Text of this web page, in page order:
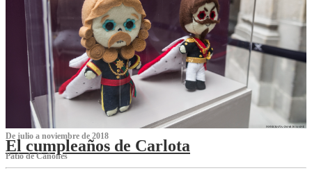
De julio a noviembre de 2018
El cumpleaños de Carlota
Patio de Cañones